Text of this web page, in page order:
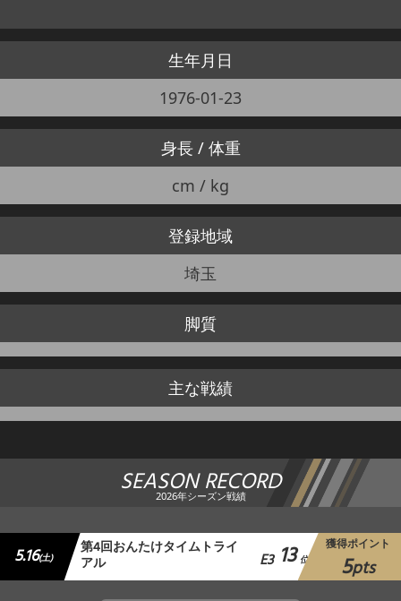
生年月日
1976-01-23
身長 / 体重
cm / kg
登録地域
埼玉
脚質
主な戦績
SEASON RECORD
2026年シーズン戦績
5.16(土) 第4回おんたけタイムトライ
アル E3 13 位
獲得ポイント
5pts